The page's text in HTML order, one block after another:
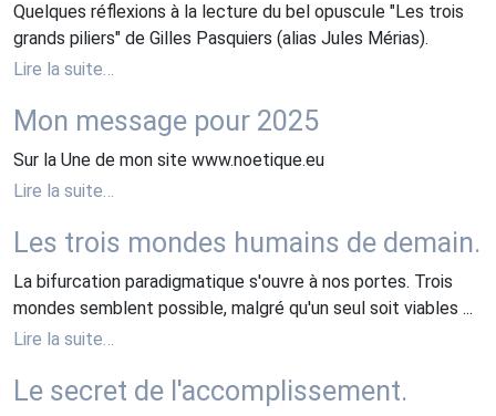
Quelques réflexions à la lecture du bel opuscule "Les trois
grands piliers" de Gilles Pasquiers (alias Jules Mérias).
Lire la suite…
Mon message pour 2025
Sur la Une de mon site www.noetique.eu
Lire la suite…
Les trois mondes humains de demain.
La bifurcation paradigmatique s'ouvre à nos portes. Trois
mondes semblent possible, malgré qu'un seul soit viables ...
Lire la suite…
Le secret de l'accomplissement.